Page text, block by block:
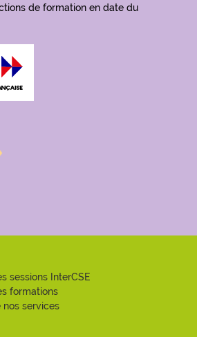
de formation en date du
sessions InterCSE
formations
services